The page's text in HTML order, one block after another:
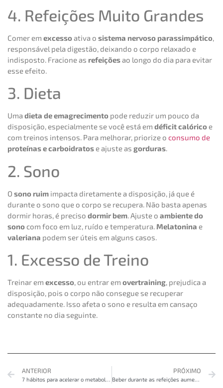
4. Refeições Muito Grandes
Comer em excessoativa o sistema nervoso parassimpático,
responsável pela digestão, deixando o corpo relaxado e
indisposto. Fracione as refeiçõesao longo do dia para evitar
esse efeito.
3. Dieta
Uma dieta de emagrecimento pode reduzir um pouco da
disposição, especialmente se você está em déficit calórico e
com treinos intensos. Para melhorar, priorize o consumo de
proteínas e carboidratos e ajuste as gorduras.
2. Sono
O sono ruim impacta diretamente a disposição, já que é
durante o sono que o corpo se recupera. Não basta apenas
dormir horas, é preciso dormir bem . Ajuste o ambiente do
sono com foco em luz, ruído e temperatura. Melatonina e
valeriana podem ser úteis em alguns casos.
1. Excesso de Treino
Treinar em excesso, ou entrar em overtraining, prejudica a
disposição, pois o corpo não consegue se recuperar
adequadamente. Isso afeta o sono e resulta em cansaço
constante no dia seguinte.
ANTERIOR
7 hábitos para acelerar o metabolismo
PRÓXIMO
Beber durante as refeições aumenta a barriga?